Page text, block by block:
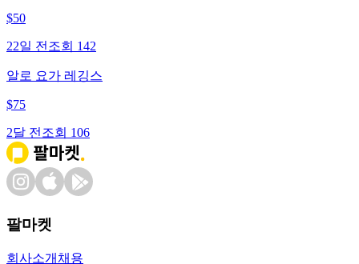
$50
22일 전 조회 142
알로 요가 레깅스
$75
2달 전 조회 106
팔마켓
회사소개 채용